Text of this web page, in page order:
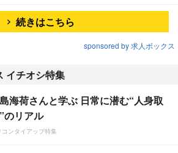
続きはこちら
sponsored by 求人ボックス
イチオシ特集
海荷さんと学ぶ 日常に潜む“人身取
のリアル
コンタイアップ特集